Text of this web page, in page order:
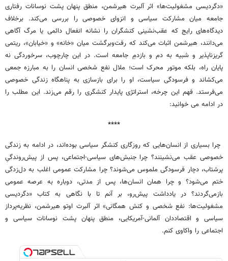
«دگردیسی مشغولیت‌ها» اثر آلبرت هیرشمن، منطق پنهان پشت نوسانات رفتاری
جامعه میان مشارکت سیاسی و انزوای خصوصی را بررسی می‌کند. برخلاف
دیدگاه‌های رایج که عقب‌نشینی کنشگران را نشانه انفعال دائمی یا مرگ آگاهی
می‌دانند، هیرشمن اثبات می‌کند که رفت‌وبرگشت میان «خانه» و «خیابان»، ریتمی
گریزناپذیر و شبیه به دم و بازدمِ جامعه است. در این چارچوب، سرخوردگی نه
پایان راه، بلکه موتور محرک است؛ ملال نفع شخصی انسان را به مبارزه جمعی
می‌کشاند و فرسودگی سیاست، او را برای بازسازی به پناهگاه زندگی خصوصی
می‌فرستد. فهم این چرخه، استراتژی پایدار کنشگری را رقم می‌زند. این مطلب را
در ادامه می خوانید:
****
چرا بسیاری از انسان‌هایی که روزگاری کنشگر سیاسی بوده‌اند، در ادامه به زندگی
خصوصی عقب می‌نشینند؟ چرا جنبش‌های سیاسی-اجتماعی، پس از پیش‌روندگیِ
پرشتاب، دچار فرسودگی ملموس می‌شوند؟ چرا مشارکت عمومی اغلب به دل‌زدگی
ختم می‌شود؟ و چرا همان انسان‌ها، پس از مدتی، دوباره به عرصه عمومی
بازمی‌گردند؟ در یادداشت پیش‌رو، بر آنم تا با نگاهی به کتاب «دگردیسی
مشغولیت‌ها: نفع شخصی و کنش همگانی» اثر آلبرت اوتو هیرشمن، نظریه‌پرداز
سیاسی و اقتصاددان آلمانی-آمریکایی، منطق پنهان پشت نوسانات سیاسی و
اجتماعی را واکاوی کنم.